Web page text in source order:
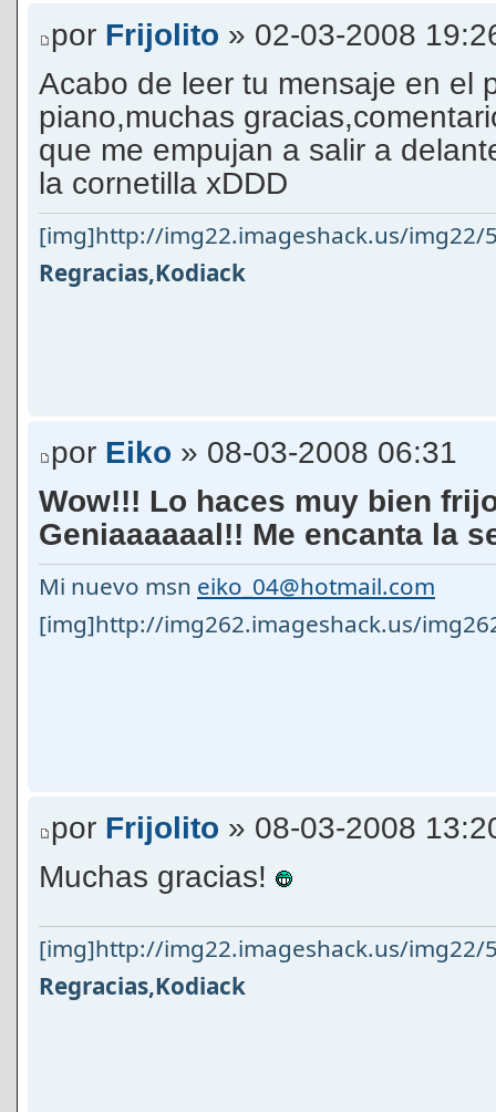
por Frijolito » 02-03-2008
Acabo de leer tu mensaje en el
piano,muchas
que me empujan a salir a
la cornetilla xDDD
[img]http://img22.imageshack.us/
Regracias,Kodiack
por Eiko » 08-03-2008 06:31
Wow!!! Lo haces muy bien
Geniaaaaaal!! Me encanta la
Mi nuevo msn eiko_04@hotmail.com
[img]http://img262.imageshack.us/
por Frijolito » 08-03-2008
Muchas gracias!
[img]http://img22.imageshack.us/
Regracias,Kodiack